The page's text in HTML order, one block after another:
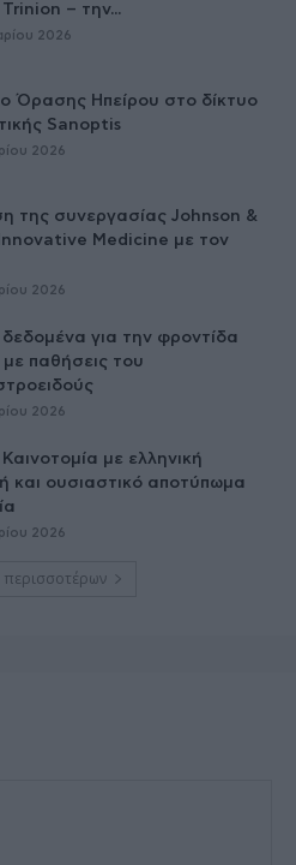
– την...
2026
Όρασης Ηπείρου στο δίκτυο
Sanoptis
2026
της συνεργασίας Johnson &
Medicine με τον
2026
για την φροντίδα
παθήσεις του
2026
Καινοτομία με ελληνική
και ουσιαστικό αποτύπωμα
2026